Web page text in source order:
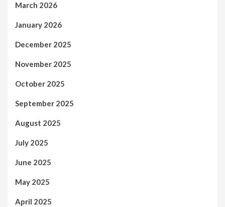
March 2026
January 2026
December 2025
November 2025
October 2025
September 2025
August 2025
July 2025
June 2025
May 2025
April 2025